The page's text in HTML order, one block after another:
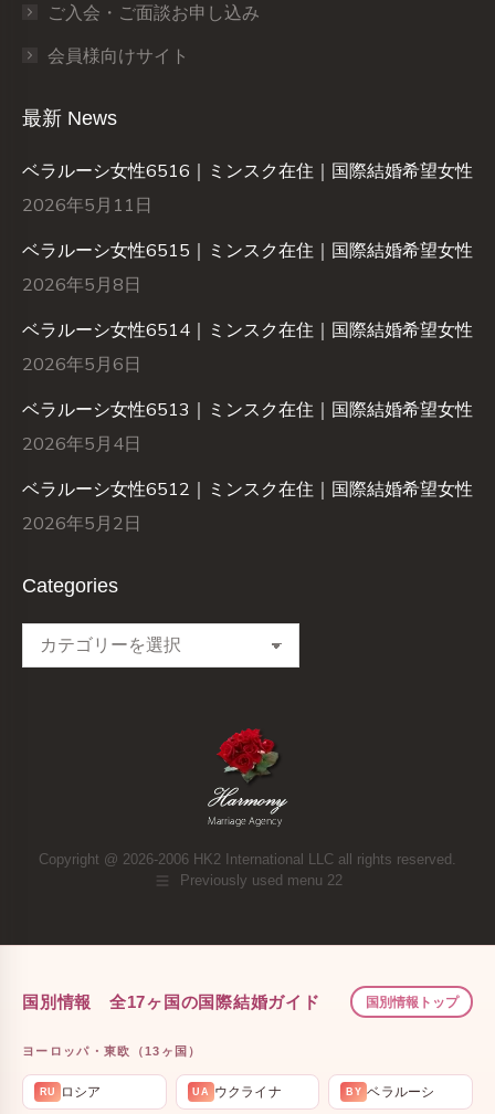
ご入会・ご面談お申し込み
会員様向けサイト
最新 News
ベラルーシ女性6516｜ミンスク在住｜国際結婚希望女性
2026年5月11日
ベラルーシ女性6515｜ミンスク在住｜国際結婚希望女性
2026年5月8日
ベラルーシ女性6514｜ミンスク在住｜国際結婚希望女性
2026年5月6日
ベラルーシ女性6513｜ミンスク在住｜国際結婚希望女性
2026年5月4日
ベラルーシ女性6512｜ミンスク在住｜国際結婚希望女性
2026年5月2日
Categories
Categories
Copyright @ 2026-2006 HK2 International LLC all rights reserved.
Previously used menu 22
国別情報 全17ヶ国の国際結婚ガイド 国別情報トップ
ヨーロッパ・東欧（13ヶ国）
RU ロシア UA ウクライナ BY ベラルーシ